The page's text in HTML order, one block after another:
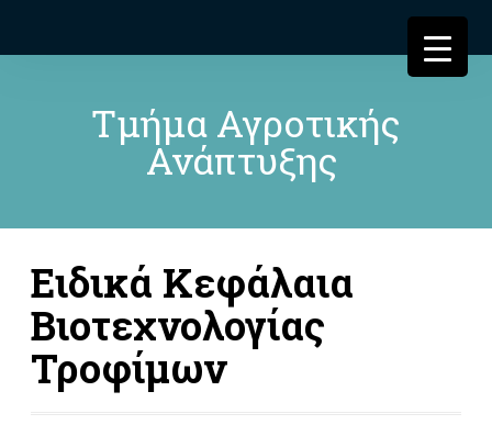
Τμήμα Αγροτικής
Ανάπτυξης
Ειδικά Κεφάλαια
Βιοτεχνολογίας
Τροφίμων